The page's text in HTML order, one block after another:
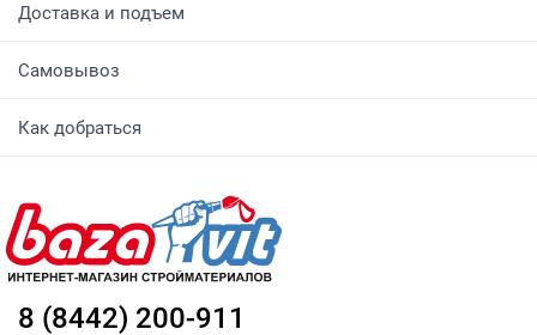
Доставка и подъем
Самовывоз
Как добраться
8 (8442) 200-911